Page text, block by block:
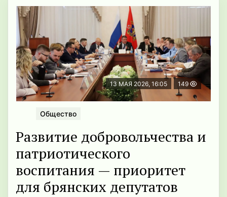
13 МАЯ 2026, 16:05 149
Общество
Развитие добровольчества и
патриотического
воспитания — приоритет
для брянских депутатов